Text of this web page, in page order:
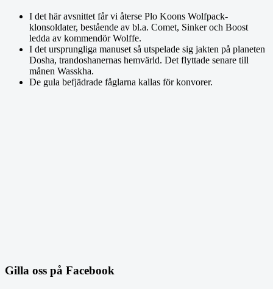
I det här avsnittet får vi återse Plo Koons Wolfpack-
klonsoldater, bestående av bl.a. Comet, Sinker och Boost
ledda av kommendör Wolffe.
I det ursprungliga manuset så utspelade sig jakten på planeten
Dosha, trandoshanernas hemvärld. Det flyttade senare till
månen Wasskha.
De gula befjädrade fåglarna kallas för konvorer.
Gilla oss på Facebook